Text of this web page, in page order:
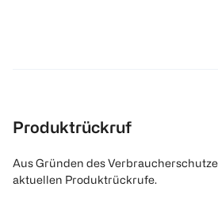
Produktrückruf
Aus Gründen des
aktuellen Produktrückrufe.